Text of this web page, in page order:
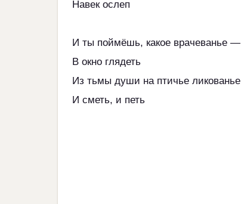
Навек ослеп
И ты поймёшь, какое врачеванье —
В окно глядеть
Из тьмы души на птичье ликованье
И сметь, и петь